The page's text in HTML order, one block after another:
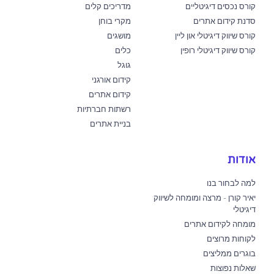
קורס נכסים דיגיטליים
סדנת קידום אתרים
קורס שיווק דיגיטלי און ליין
קורס שיווק דיגיטלי רופין
מדריכים קלים
מקרי בוחן
מושגים
כלים
גוגל
קידום אורגני
קידום אתרים
רשתות חברתיות
בניית אתרים
אודות
למה לבחור בנו
יאיר קורן - מרצה ומומחה לשיווק
דיגיטלי
מומחה לקידום אתרים
לקוחות מרוצים
בוגרים ממליצים
שאלות נפוצות